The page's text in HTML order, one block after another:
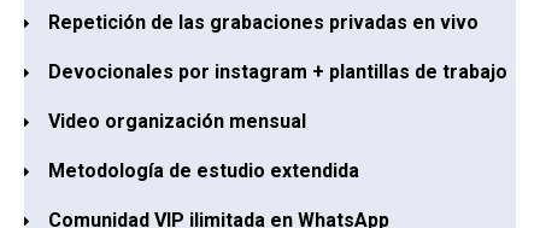
Repetición de las grabaciones privadas en vivo
Devocionales por instagram + plantillas de trabajo
Video organización mensual
Metodología de estudio extendida
Comunidad VIP ilimitada en WhatsApp